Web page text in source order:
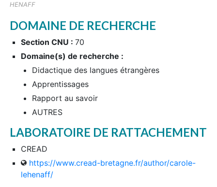
HENAFF
DOMAINE DE RECHERCHE
Section CNU : 70
Domaine(s) de recherche :
Didactique des langues étrangères
Apprentissages
Rapport au savoir
AUTRES
LABORATOIRE DE RATTACHEMENT
CREAD
https://www.cread-bretagne.fr/author/carole-
lehenaff/